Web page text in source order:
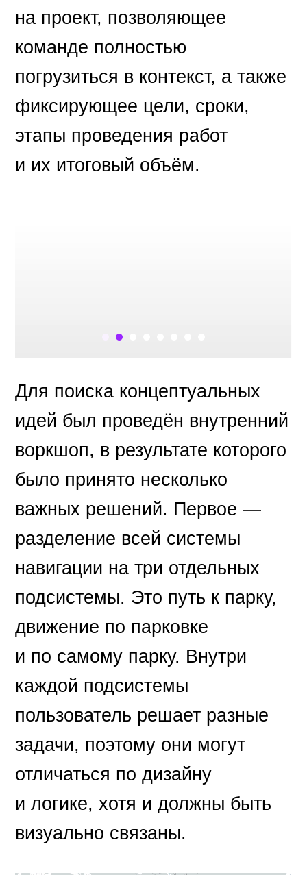
на проект, позволяющее
команде полностью
погрузиться в контекст, а также
фиксирующее цели, сроки,
этапы проведения работ
и их итоговый объём.
Для поиска концептуальных
идей был проведён внутренний
воркшоп, в результате которого
было принято несколько
важных решений. Первое —
разделение всей системы
навигации на три отдельных
подсистемы. Это путь к парку,
движение по парковке
и по самому парку. Внутри
каждой подсистемы
пользователь решает разные
задачи, поэтому они могут
отличаться по дизайну
и логике, хотя и должны быть
визуально связаны.